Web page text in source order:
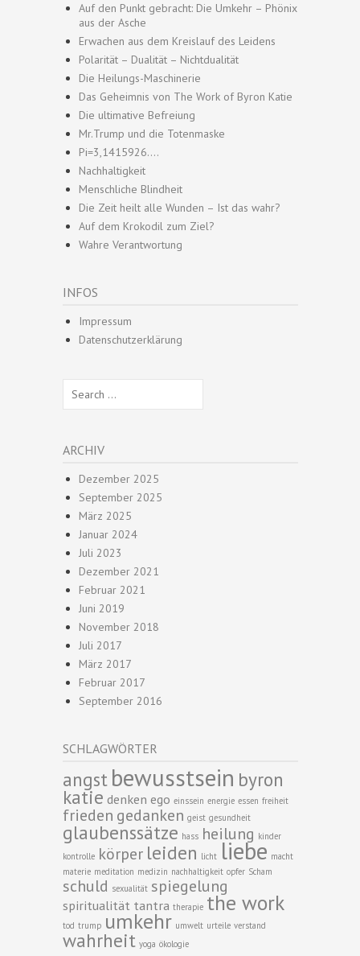
Auf den Punkt gebracht: Die Umkehr – Phönix
aus der Asche
Erwachen aus dem Kreislauf des Leidens
Polarität – Dualität – Nichtdualität
Die Heilungs-Maschinerie
Das Geheimnis von The Work of Byron Katie
Die ultimative Befreiung
Mr.Trump und die Totenmaske
Pi=3,1415926….
Nachhaltigkeit
Menschliche Blindheit
Die Zeit heilt alle Wunden – Ist das wahr?
Auf dem Krokodil zum Ziel?
Wahre Verantwortung
INFOS
Impressum
Datenschutzerklärung
for:
ARCHIV
Dezember 2025
September 2025
März 2025
Januar 2024
Juli 2023
Dezember 2021
Februar 2021
Juni 2019
November 2018
Juli 2017
März 2017
Februar 2017
September 2016
SCHLAGWÖRTER
angst bewusstsein byron
katie denken ego einssein energie essen freiheit
frieden gedanken geist gesundheit
glaubenssätze hass heilung kinder
kontrolle körper leiden licht liebe macht
materie meditation medizin nachhaltigkeit opfer Scham
schuld sexualität spiegelung
spiritualität tantra therapie the work
tod trump umkehr umwelt urteile verstand
wahrheit yoga ökologie